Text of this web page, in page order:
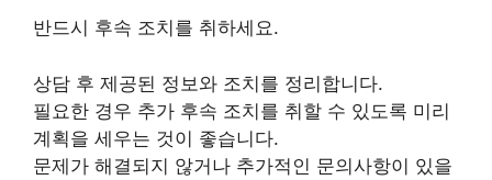
반드시 후속 조치를 취하세요.
상담 후 제공된 정보와 조치를 정리합니다.
필요한 경우 추가 후속 조치를 취할 수 있도록 미리
계획을 세우는 것이 좋습니다.
문제가 해결되지 않거나 추가적인 문의사항이 있을